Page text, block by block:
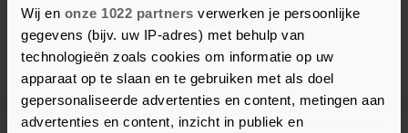
Wij en onze 1022 partners verwerken je persoonlijke
gegevens (bijv. uw IP-adres) met behulp van
technologieën zoals cookies om informatie op uw
apparaat op te slaan en te gebruiken met als doel
gepersonaliseerde advertenties en content, metingen aan
advertenties en content, inzicht in publiek en